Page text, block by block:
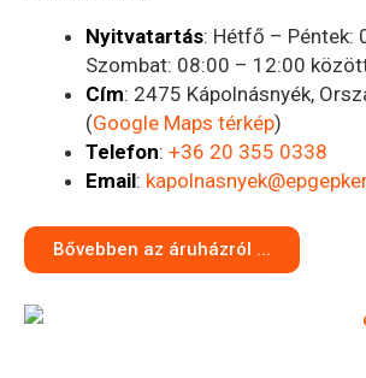
Nyitvatartás: Hétfő – Péntek:
Szombat: 08:00 – 12:00
Cím: 2475 Kápolnásnyék,
(Google Maps térkép)
Telefon: +36 20 355 0338
Email:
Bővebben az áruházról ...